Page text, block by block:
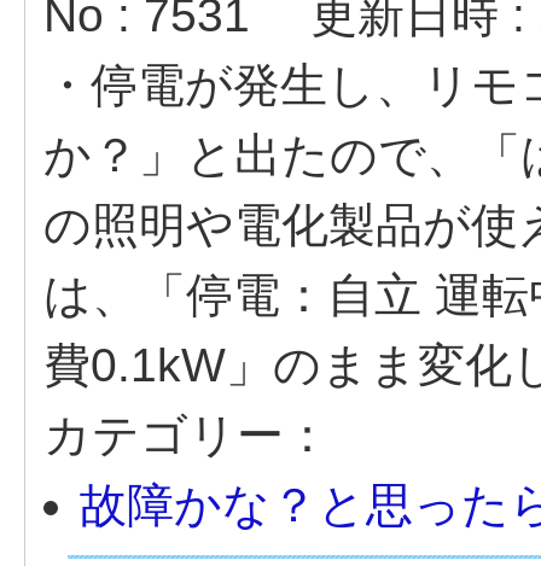
No : 7531
更新日時
・停電が発生し、リ
か？」と出たので、
の照明や電化製品が
は、「停電：自立 運
費0.1kW」のまま変化
カテゴリー：
故障かな？と思った